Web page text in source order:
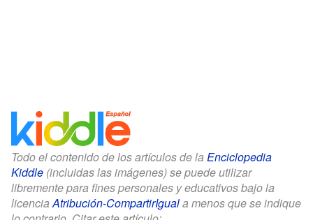
Todo el contenido de los artículos de la Enciclopedia
Kiddle (incluidas las imágenes) se puede utilizar
libremente para fines personales y educativos bajo la
licenciaAtribución-CompartirIguala menos que se indique